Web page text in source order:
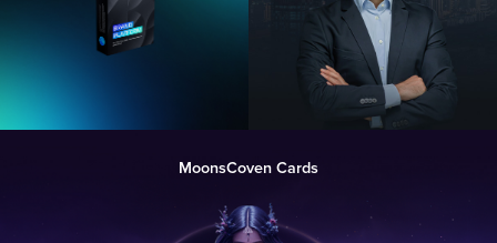
MoonsCoven Cards